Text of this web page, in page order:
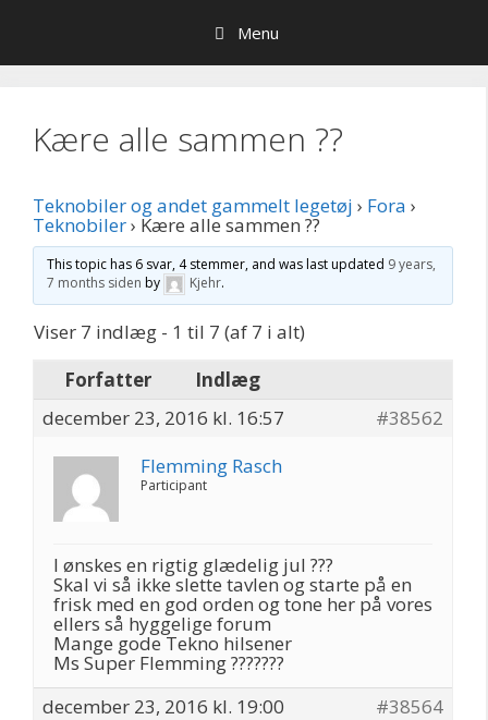
indhold
Menu
Kære alle sammen ??
Teknobiler og andet gammelt legetøj › Fora ›
Teknobiler› Kære alle sammen ??
This topic has 6 svar, 4 stemmer, and was last updated 9 years,
7 months siden by Kjehr.
Viser 7 indlæg - 1 til 7 (af 7 i alt)
Forfatter
Indlæg
december 23, 2016 kl. 16:57
#38562
Flemming Rasch
Participant
I ønskes en rigtig glædelig jul ???
Skal vi så ikke slette tavlen og starte på en
frisk med en god orden og tone her på vores
ellers så hyggelige forum
Mange gode Tekno hilsener
Ms Super Flemming ???????
december 23, 2016 kl. 19:00
#38564